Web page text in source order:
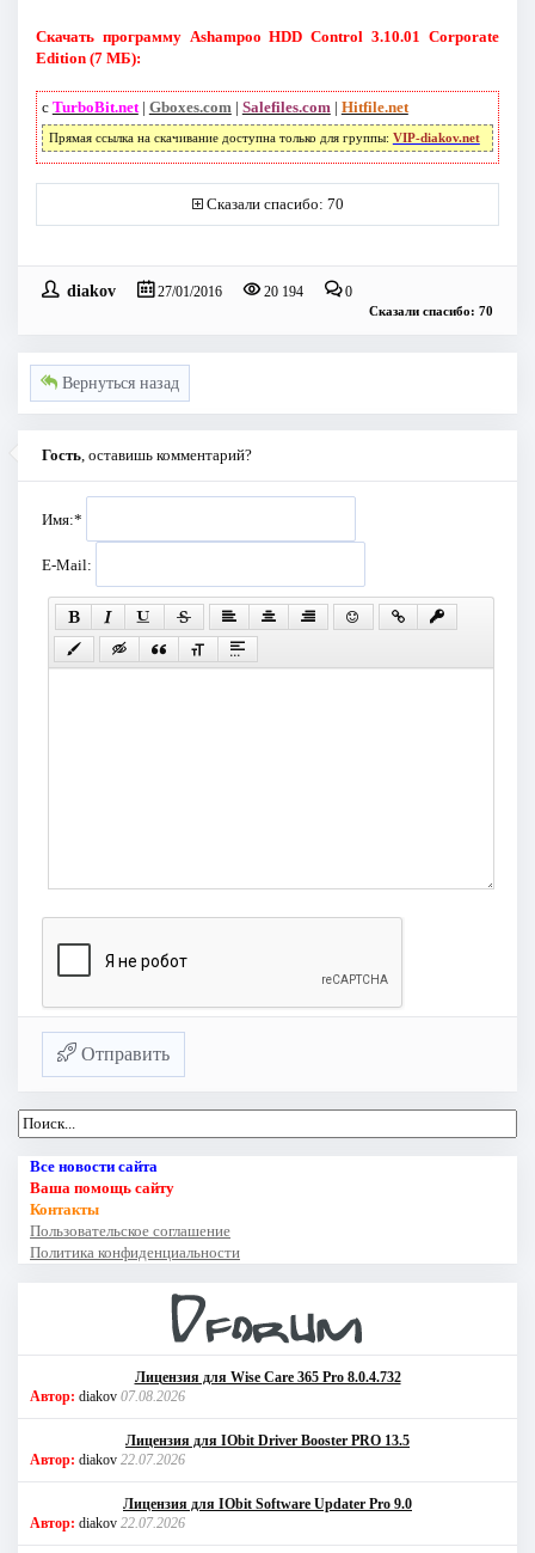
Скачать программу Ashampoo HDD Control 3.10.01 Corporate
Edition (7 МБ):
с TurboBit.net| Gboxes.com| Salefiles.com| Hitfile.net
Прямая ссылка на скачивание доступна только для группы: VIP-diakov.net
Сказали спасибо: 70
diakov 27/01/2016 20 194 0
Сказали спасибо: 70
Вернуться назад
Гость, оставишь комментарий?
Имя:*
E-Mail:
Отправить
Все новости сайта
Ваша помощь сайту
Контакты
Пользовательское соглашение
Политика конфиденциальности
Лицензия для Wise Care 365 Pro 8.0.4.732
Автор: diakov 07.08.2026
Лицензия для IObit Driver Booster PRO 13.5
Автор: diakov 22.07.2026
Лицензия для IObit Software Updater Pro 9.0
Автор: diakov 22.07.2026